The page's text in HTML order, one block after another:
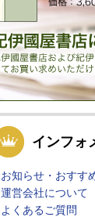
インフォ
お知らせ・おすす
運営会社について
よくあるご質問